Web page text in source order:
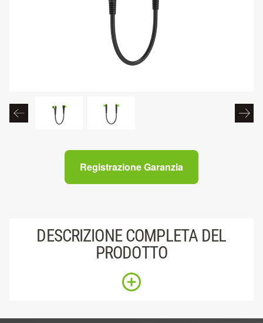
Registrazione Garanzia
DESCRIZIONE COMPLETA DEL
PRODOTTO